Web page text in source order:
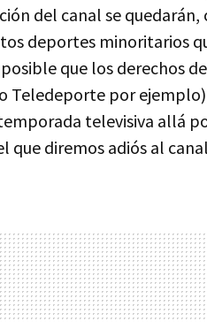
del canal se
deportes minoritarios
que los derechos
Teledeporte por
televisiva allá
que diremos adiós al